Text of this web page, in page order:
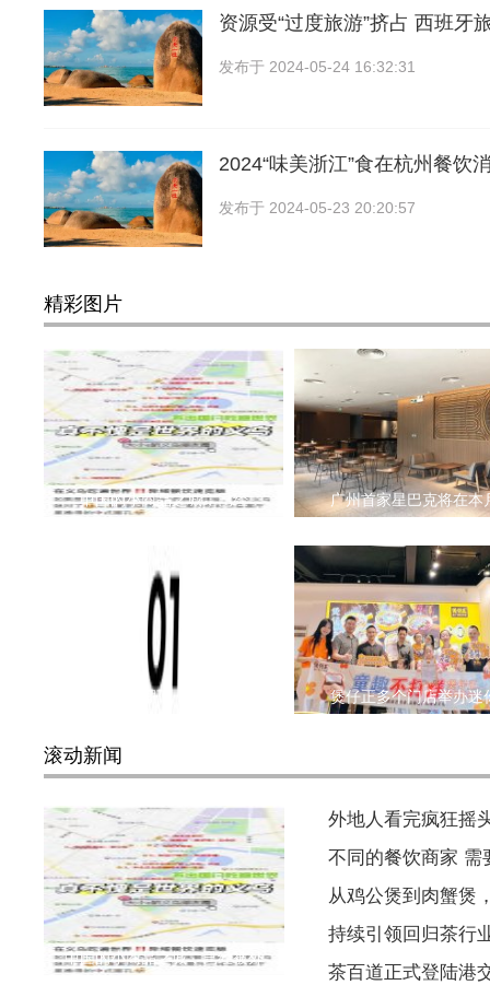
资源受“过度旅游”挤占 西班牙
发布于 2024-05-24 16:32:31
2024“味美浙江”食在杭州餐饮
发布于 2024-05-23 20:20:57
精彩图片
中国的小商品之城，已经 广州首家星巴克将在本
牛肉降价潮下，牛肉餐饮 煲仔正多个门店举办迷
滚动新闻
中国的小商品之城，已经被外
外地人看完疯狂摇
不同的餐饮商家 需
从鸡公煲到肉蟹煲
持续引领回归茶行
茶百道正式登陆港